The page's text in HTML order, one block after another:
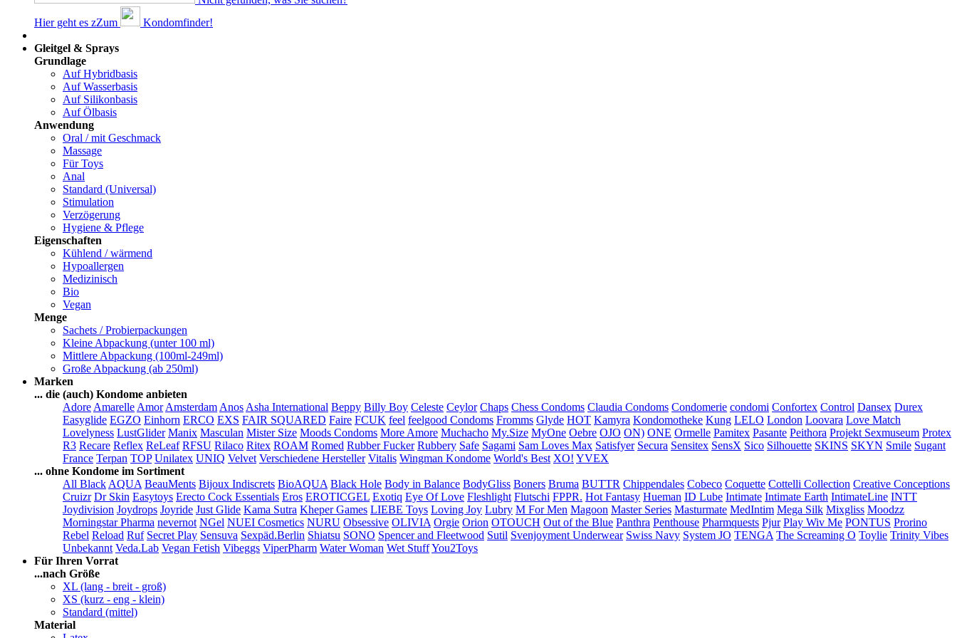
Hier geht es zZum
Kondomfinder!
Gleitgel & Sprays
Grundlage
Auf Hybridbasis
Auf Wasserbasis
Auf Silikonbasis
Auf Ölbasis
Anwendung
Oral / mit Geschmack
Massage
Für Toys
Anal
Standard (Universal)
Stimulation
Verzögerung
Hygiene & Pflege
Eigenschaften
Kühlend / wärmend
Hypoallergen
Medizinisch
Bio
Vegan
Menge
Sachets / Probierpackungen
Kleine Abpackung (unter 100 ml)
Mittlere Abpackung (100ml-249ml)
Große Abpackung (ab 250ml)
Marken
... die (auch) Kondome anbieten
Adore Amarelle Amor Amsterdam Anos Asha International Beppy Billy Boy Celeste Ceylor Chaps Chess Condoms Claudia Condoms Condomerie condomi Confortex Control Dansex Durex
Easyglide EGZO Einhorn ERCO EXS FAIR SQUARED Faire FCUK feel feelgood Condoms Fromms Glyde HOT Kamyra Kondomotheke Kung LELO London Loovara Love Match
Lovelyness LustGlider Manix Masculan Mister Size Moods Condoms More Amore Muchacho My.Size MyOne Oebre OJO ON) ONE Ormelle Pamitex Pasante Peithora Projekt Sexmuseum Protex
R3 Recare Reflex ReLeaf RFSU Rilaco Ritex ROAM Romed Rubber Fucker Rubbery Safe Sagami Sam Loves Max Satisfyer Secura Sensitex SensX Sico Silhouette SKINS SKYN Smile Sugant
France Terpan TOP Unilatex UNIQ Velvet Verschiedene Hersteller Vitalis Wingman Kondome World's Best XO! YVEX
... ohne Kondome im Sortiment
All Black AQUA BeauMents Bijoux Indiscrets BioAQUA Black Hole Body in Balance BodyGliss Boners Bruma BUTTR Chippendales Cobeco Coquette Cottelli Collection Creative Conceptions
Cruizr Dr Skin Easytoys Erecto Cock Essentials Eros EROTICGEL Exotiq Eye Of Love Fleshlight Flutschi FPPR. Hot Fantasy Hueman ID Lube Intimate Intimate Earth IntimateLine INTT
Joydivision Joydrops Joyride Just Glide Kama Sutra Kheper Games LIEBE Toys Loving Joy Lubry M For Men Magoon Master Series Masturmate MedIntim Mega Silk Mixgliss Moodzz
Morningstar Pharma nevernot NGel NUEI Cosmetics NURU Obsessive OLIVIA Orgie Orion OTOUCH Out of the Blue Panthra Penthouse Pharmquests Pjur Play Wiv Me PONTUS Prorino
Rebel Reload Ruf Secret Play Sensuva Sexpäd.Berlin Shiatsu SONO Spencer and Fleetwood Sutil Svenjoyment Underwear Swiss Navy System JO TENGA The Screaming O Toylie Trinity Vibes
Unbekannt Veda.Lab Vegan Fetish Vibeggs ViperPharm Water Woman Wet StuffYou2Toys
Für Ihren Vorrat
...nach Größe
XL (lang - breit - groß)
XS (kurz - eng - klein)
Standard (mittel)
Material